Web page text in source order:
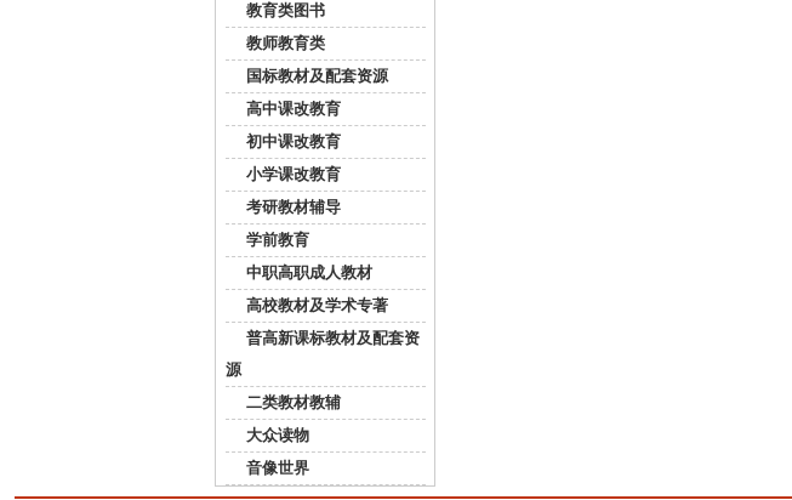
教育类图书
教师教育类
国标教材及配套资源
高中课改教育
初中课改教育
小学课改教育
考研教材辅导
学前教育
中职高职成人教材
高校教材及学术专著
普高新课标教材及配套资
源
二类教材教辅
大众读物
音像世界